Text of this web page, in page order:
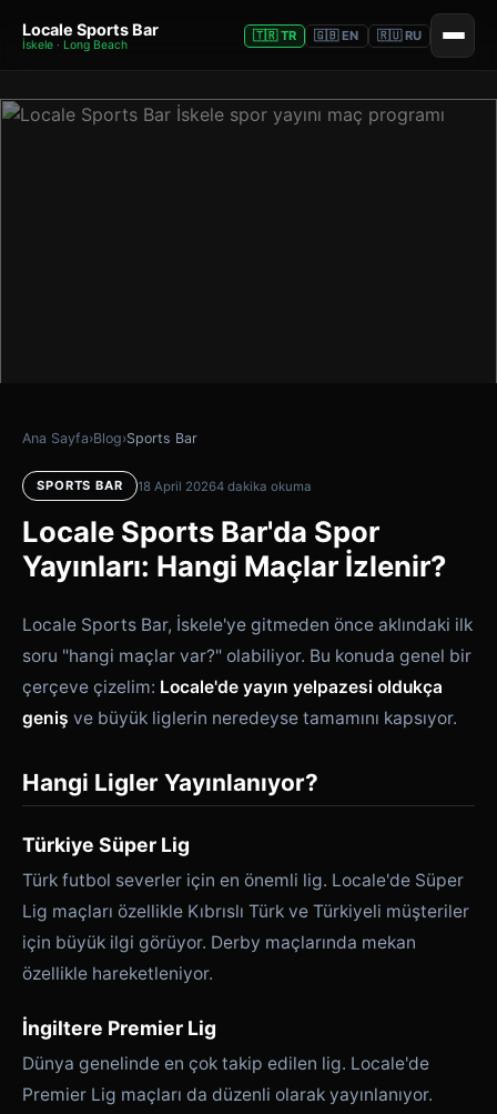
Locale Sports Bar
İskele · Long Beach
🇹🇷 TR 🇬🇧 EN 🇷🇺 RU
Ana Sayfa›Blog›Sports Bar
SPORTS BAR 18 April 20264 dakika okuma
Locale Sports Bar'da Spor
Yayınları: Hangi Maçlar İzlenir?
Locale Sports Bar, İskele'ye gitmeden önce aklındaki ilk
soru "hangi maçlar var?" olabiliyor. Bu konuda genel bir
çerçeve çizelim: Locale'de yayın yelpazesi oldukça
geniş ve büyük liglerin neredeyse tamamını kapsıyor.
Hangi Ligler Yayınlanıyor?
Türkiye Süper Lig
Türk futbol severler için en önemli lig. Locale'de Süper
Lig maçları özellikle Kıbrıslı Türk ve Türkiyeli müşteriler
için büyük ilgi görüyor. Derby maçlarında mekan
özellikle hareketleniyor.
İngiltere Premier Lig
Dünya genelinde en çok takip edilen lig. Locale'de
Premier Lig maçları da düzenli olarak yayınlanıyor.